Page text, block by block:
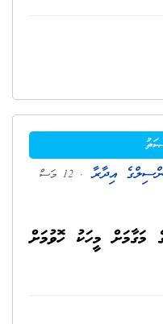
އިދާރާ
. 12 މަސް
މީހަކު ހޮވުމަށް